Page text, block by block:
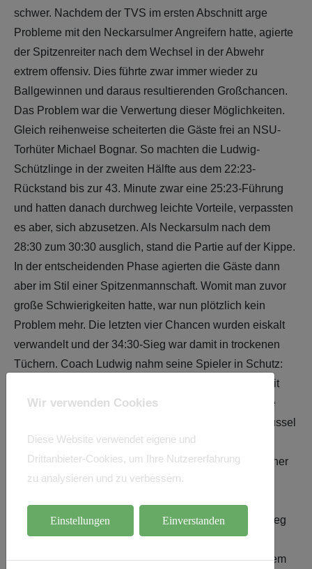
schwer. Nachdem der TVS im ersten Abschnitt arge
Probleme mit den Neckarsulmer Angreifern hatte, agierte
der Spitzenreiter nach dem Wechsel in der Abwehr
extrem offensiv. Dies führte zwar immer wieder zu
Ballgewinnen und daraus resultierenden Großchancen.
Das Problem war die Verwertung dieser Möglichkeiten.
Gleich reihenweise scheiterten die Gäste frei an NSU-
Torhüter Michael Bognar. So machten die Ludwig-
Schützlinge in der zweiten Hälfte aus dem 22:23-
Rückstand bis zur 43. Minute zwar eine 25:23-Führung
und hatten danach durchweg leichte Vorteile, verpassten
es aber, sich abzusetzen. Als Neckarsulm nach dem
28:30 zum 30:30 ausglich, stand die Partie auf der Kippe.
In der entscheidenden Phase agierten die Gäste dann
aber im Stil einer Spitzenmannschaft. Womit man zuvor
große Schwierigkeiten hatte, war nun plötzlich kein
Problem mehr. Die letzten vier Chancen wurden eiskalt
verwandelt und der 34:30-Sieg war damit in trockenen
Tüchern. Coach Ludwig nahm seine Spieler in Schutz:
„Bei uns ist seit Wochen Druck auf dem Kessel. Damit
muss man erst einmal fertig werden.“ Die verbesserte
Abwehrarbeit im zweiten Durchgang sah er als Schlüssel
zum Erfolg. „Wenn wir nur einen Teil unserer klaren
Chancen genutzt hätten, wäre das Ergebnis noch höher
ausgefallen“, merkte er an.
Fritz, der mit 13 Treffern maßgeblich am 18. Saisonsieg
des Titelanwärters beteiligt war. Der Führende der
Oberliga-Torjägerliste hat mittlerweile 202 Tore auf dem
Wir verwenden Cookies
Diese Website verwendet eigene und
Drittanbieter-Cookies, um Ihre Nutzererfahrung
zu analysieren und zu verbessern.
Einstellungen Einverstanden